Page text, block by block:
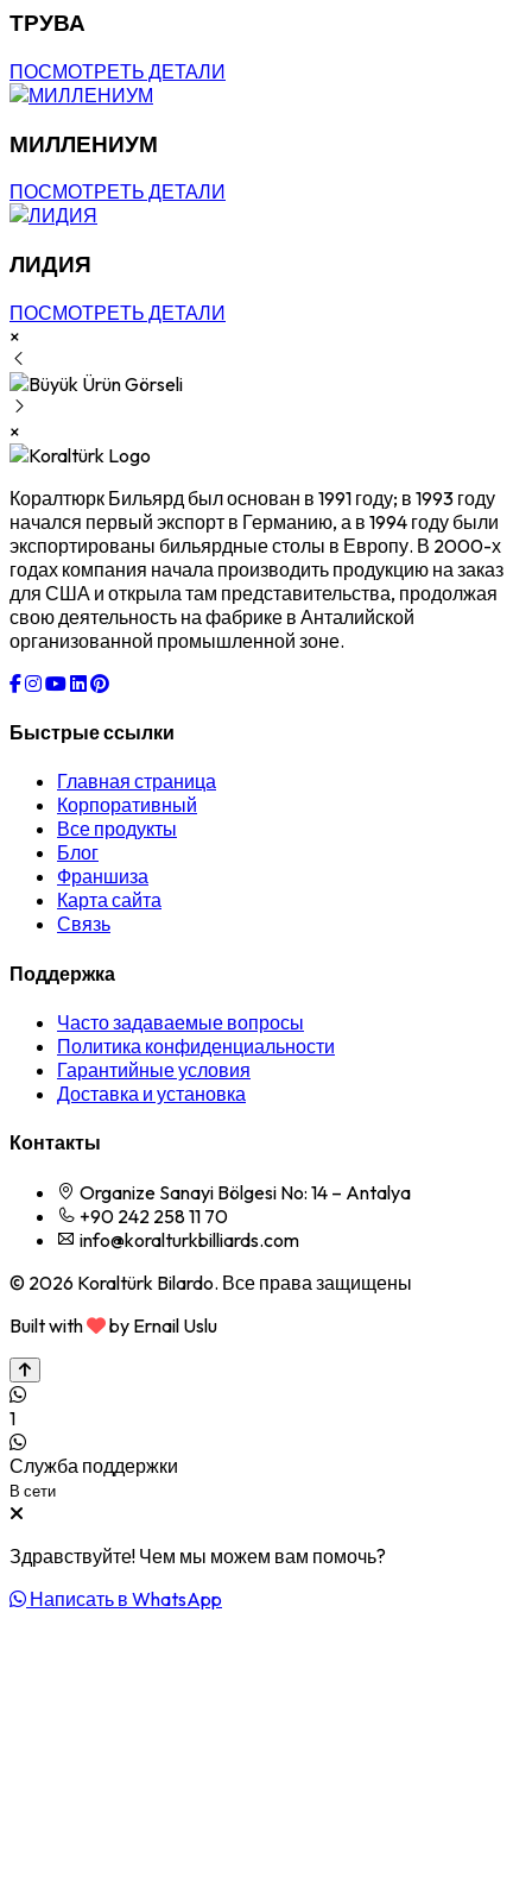
ТРУВА
ПОСМОТРЕТЬ ДЕТАЛИ
МИЛЛЕНИУМ
ПОСМОТРЕТЬ ДЕТАЛИ
ЛИДИЯ
ПОСМОТРЕТЬ ДЕТАЛИ
×
×
Коралтюрк Бильярд был основан в 1991 году; в 1993 году
начался первый экспорт в Германию, а в 1994 году были
экспортированы бильярдные столы в Европу. В 2000-х
годах компания начала производить продукцию на заказ
для США и открыла там представительства, продолжая
свою деятельность на фабрике в Анталийской
организованной промышленной зоне.
Быстрые ссылки
Главная страница
Корпоративный
Все продукты
Блог
Франшиза
Карта сайта
Связь
Поддержка
Часто задаваемые вопросы
Политика конфиденциальности
Гарантийные условия
Доставка и установка
Контакты
Organize Sanayi Bölgesi No: 14 – Antalya
+90 242 258 11 70
info@koralturkbilliards.com
© 2026 Koraltürk Bilardo. Все права защищены
Built with
by Ernail Uslu
1
Служба поддержки
В сети
Здравствуйте! Чем мы можем вам помочь?
Написать в WhatsApp